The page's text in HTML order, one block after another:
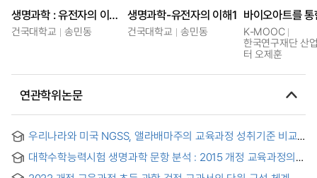
생명과학 : 유전자의 이해2
건국대학교 송민동
생명과학-유전자의 이해1
건국대학교 송민동
K-MOOC
한국연구재단 산
터 오제훈
연관학위논문
우리나라와 미국 NGSS, 앨라배마주의 교육과정 성취기준 비교 :
Curriculum Achievement Standards in Korea, NGSS, and
Alabama: Focusing on the Area of Continuity of Life
대학수학능력시험 생명과학 문항 분석 : 2015 개정 교육과정의